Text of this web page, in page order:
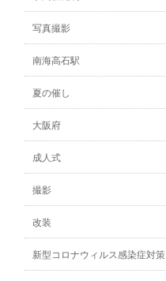
写真撮影
南海高石駅
夏の催し
大阪府
成人式
撮影
改装
新型コロナウィルス感染症対策